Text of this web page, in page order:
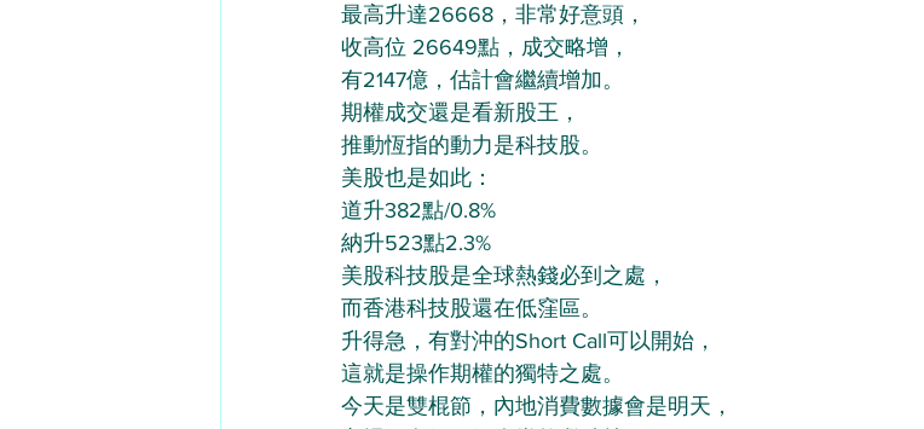
最高升達26668，非常好意頭，
收高位 26649點，成交略增，
有2147億，估計會繼續增加。
期權成交還是看新股王，
推動恆指的動力是科技股。
美股也是如此：
道升382點/0.8%
納升523點2.3%
美股科技股是全球熱錢必到之處，
而香港科技股還在低窪區。
升得急，有對沖的Short Call可以開始，
這就是操作期權的獨特之處。
今天是雙棍節，內地消費數據會是明天，